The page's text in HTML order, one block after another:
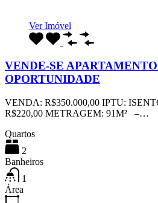
Ver Imóvel
VENDE-SE
OPORTUNIDADE
VENDA: R$350.000,00 IPTU:
R$220,00 METRAGEM: 91M² –…
Quartos
2
Banheiros
1
Área